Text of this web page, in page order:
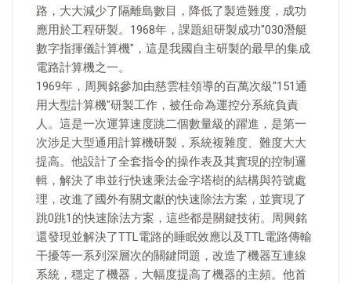
路，大大減少了隔離島數目，降低了製造難度，成功
應用於工程研製。1968年，課題組研製成功"030潛艇
數字指揮儀計算機"，這是我國自主研製的最早的集成
電路計算機之一。
1969年，周興銘參加由慈雲桂領導的百萬次級"151通
用大型計算機"研製工作，被任命為運控分系統負責
人。這是一次運算速度跳二個數量級的躍進，是第一
次涉足大型通用計算機研製，系統複雜度、難度大大
提高。他設計了全套指令的操作表及其實現的控制邏
輯，解決了串並行快速乘法金字塔樹的結構與符號處
理，改進了國外有關文獻的快速除法方案，並實現了
跳0跳1的快速除法方案，這些都是關鍵技術。周興銘
還發現並解決了TTL電路的睡眠效應以及TTL電路傳輸
干擾等一系列深層次的關鍵問題，改造了機器互連線
系統，穩定了機器，大幅度提高了機器的主頻。他首